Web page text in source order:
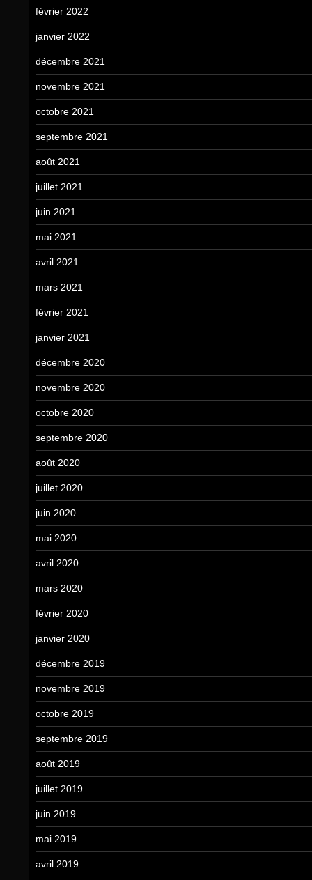
février 2022
janvier 2022
décembre 2021
novembre 2021
octobre 2021
septembre 2021
août 2021
juillet 2021
juin 2021
mai 2021
avril 2021
mars 2021
février 2021
janvier 2021
décembre 2020
novembre 2020
octobre 2020
septembre 2020
août 2020
juillet 2020
juin 2020
mai 2020
avril 2020
mars 2020
février 2020
janvier 2020
décembre 2019
novembre 2019
octobre 2019
septembre 2019
août 2019
juillet 2019
juin 2019
mai 2019
avril 2019